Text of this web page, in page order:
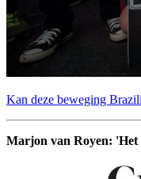
Kan deze beweging
Marjon van Royen: 'Het